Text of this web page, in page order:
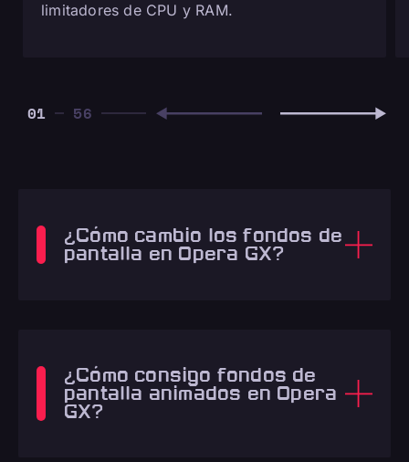
limitadores de CPU y RAM.
01
¿Cómo cambio los fondos de
pantalla en Opera GX?
¿Cómo consigo fondos de
pantalla animados en Opera
GX?